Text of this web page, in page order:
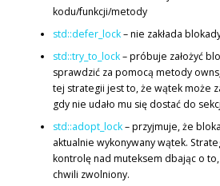
kodu/funkcji/metody
std::defer_lock– nie zakłada
std::try_to_lock– próbuje założyć
sprawdzić za pomocą metody
tej strategii jest to, że wątek może
gdy nie udało mu się dostać do
std::adopt_lock– przyjmuje, że
aktualnie wykonywany wątek.
kontrolę nad muteksem dbając o
chwili zwolniony.